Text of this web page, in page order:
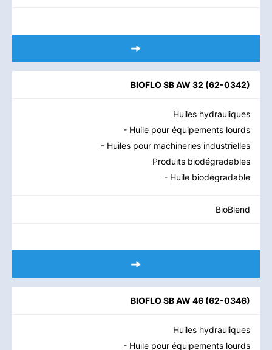
BIOFLO SB AW 32 (62-0342)
Huiles hydrauliques
- Huile pour équipements lourds
- Huiles pour machineries industrielles
Produits biodégradables
- Huile biodégradable
BioBlend
BIOFLO SB AW 46 (62-0346)
Huiles hydrauliques
- Huile pour équipements lourds